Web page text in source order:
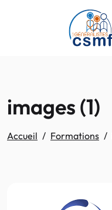
Passer au contenu principal
images (1)
Accueil Formations